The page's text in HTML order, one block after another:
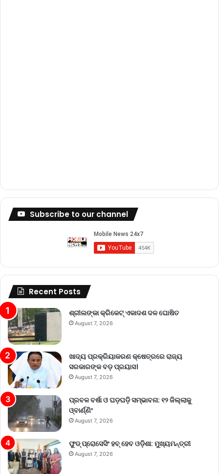
Subscribe to our channel
Recent Posts
ଶ୍ରୀଲଙ୍କା କ୍ରିକେଟ୍‌ ଏକାଦଶ ଦଳ ଘୋଷିତ
August 7, 2026
ଖାଦ୍ୟ ପ୍ରକ୍ରିୟାକରଣ କ୍ଷେତ୍ରରେ ରାଜ୍ୟ
ସରକାରଙ୍କ ବଡ଼ ପ୍ରୟାସ।
August 7, 2026
ପ୍ରବଳ ବର୍ଷା ଓ ଘଡ଼ଘଡ଼ି ସମ୍ଭାବନା: ୧୨ ଜିଲ୍ଲାକୁ
ଓ୍ବାର୍ଣ୍ଣିଂ
August 7, 2026
ଫୁଡ୍ ପ୍ରୋସେସିଂ ହବ୍ ହେବ ଓଡ଼ିଶା: ମୁଖ୍ୟମନ୍ତ୍ରୀ
August 7, 2026